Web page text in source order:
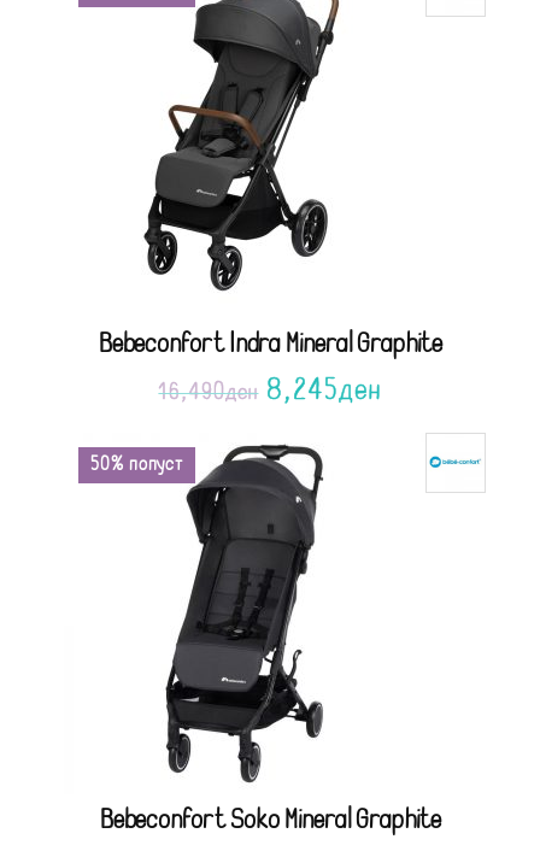
Bebeconfort Indra Mineral Graphite
16,490ден 8,245ден
50% попуст
Bebeconfort Soko Mineral Graphite